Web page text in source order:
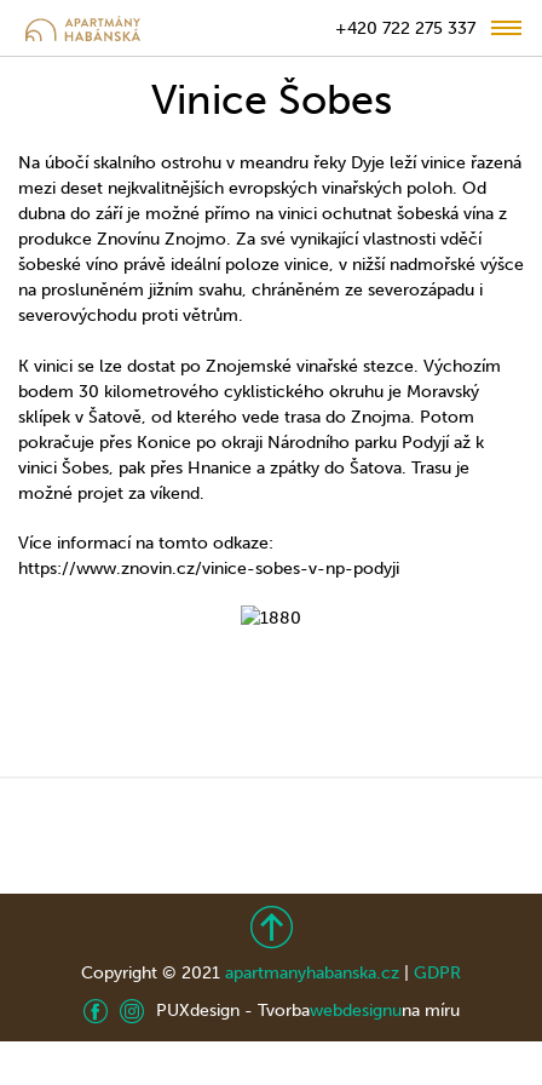
+420 722 275 337
Vinice Šobes
Na úbočí skalního ostrohu v meandru řeky Dyje leží vinice řazená
mezi deset nejkvalitnějších evropských vinařských poloh. Od
dubna do září je možné přímo na vinici ochutnat šobeská vína z
produkce Znovínu Znojmo. Za své vynikající vlastnosti vděčí
šobeské víno právě ideální poloze vinice, v nižší nadmořské výšce
na prosluněném jižním svahu, chráněném ze severozápadu i
severovýchodu proti větrům.
K vinici se lze dostat po Znojemské vinařské stezce. Výchozím
bodem 30 kilometrového cyklistického okruhu je Moravský
sklípek v Šatově, od kterého vede trasa do Znojma. Potom
pokračuje přes Konice po okraji Národního parku Podyjí až k
vinici Šobes, pak přes Hnanice a zpátky do Šatova. Trasu je
možné projet za víkend.
Více informací na tomto odkaze:
https://www.znovin.cz/vinice-sobes-v-np-podyji
Copyright © 2021 apartmanyhabanska.cz
GDPR
PUXdesign - Tvorbawebdesignuna míru